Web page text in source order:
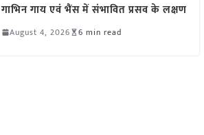
गाभिन गाय एवं भैंस में संभावित प्रसव के लक्षण
August 4, 2026 6 min read